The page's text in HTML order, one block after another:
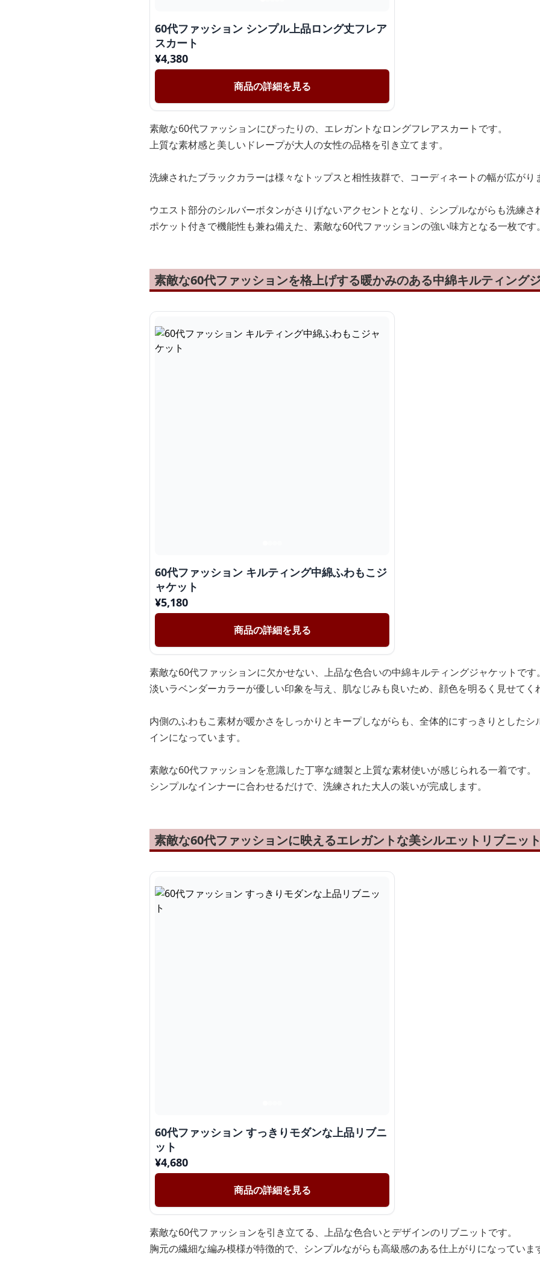
60代ファッション シンプル上品ロング丈フレア
スカート
¥4,380
商品の詳細を見る
素敵な60代ファッションにぴったりの、エレガントなロングフレアスカートです。
上質な素材感と美しいドレープが大人の女性の品格を引き立てます。
洗練されたブラックカラーは様々なトップスと相性抜群で、コーディネートの幅が広がり
ウエスト部分のシルバーボタンがさりげないアクセントとなり、シンプルながらも洗練
ポケット付きで機能性も兼ね備えた、素敵な60代ファッションの強い味方となる一枚です
素敵な60代ファッションを格上げする暖かみのある中綿キルティング
60代ファッション キルティング中綿ふわもこジ
ャケット
¥5,180
商品の詳細を見る
素敵な60代ファッションに欠かせない、上品な色合いの中綿キルティングジャケットです
淡いラベンダーカラーが優しい印象を与え、肌なじみも良いため、顔色を明るく見せてく
内側のふわもこ素材が暖かさをしっかりとキープしながらも、全体的にすっきりとした
インになっています。
素敵な60代ファッションを意識した丁寧な縫製と上質な素材使いが感じられる一着です。
シンプルなインナーに合わせるだけで、洗練された大人の装いが完成します。
素敵な60代ファッションに映えるエレガントな美シルエットリブニッ
60代ファッション すっきりモダンな上品リブニ
ット
¥4,680
商品の詳細を見る
素敵な60代ファッションを引き立てる、上品な色合いとデザインのリブニットです。
胸元の繊細な編み模様が特徴的で、シンプルながらも高級感のある仕上がりになっていま